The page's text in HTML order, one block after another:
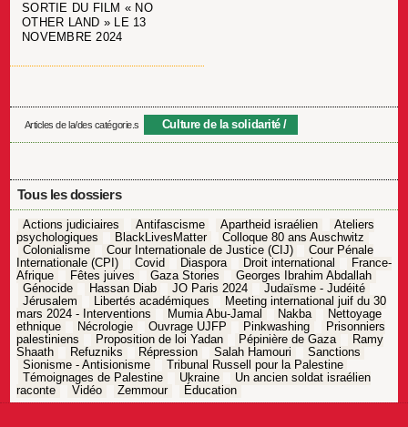
SORTIE DU FILM « NO
OTHER LAND » LE 13
NOVEMBRE 2024
Articles de la/des catégorie.s Culture de la solidarité
Tous les dossiers
Actions judiciaires Antifascisme Apartheid israélien
Ateliers
psychologiques
BlackLivesMatter
Colloque 80 ans Auschwitz
Colonialisme
Cour Internationale de Justice (CIJ)
Cour Pénale
Internationale (CPI)
Covid Diaspora Droit international
France-
Afrique
Fêtes juives Gaza Stories
Georges Ibrahim Abdallah
Génocide
Hassan Diab JO Paris 2024
Judaïsme - Judéité
Jérusalem
Libertés académiques
Meeting international juif du 30
mars 2024 - Interventions
Mumia Abu-Jamal Nakba
Nettoyage
ethnique
Nécrologie Ouvrage UJFP Pinkwashing
Prisonniers
palestiniens
Proposition de loi Yadan Pépinière de Gaza
Ramy
Shaath
Refuzniks Répression Salah Hamouri
Sanctions
Sionisme - Antisionisme
Tribunal Russell pour la Palestine
Témoignages de Palestine
Ukraine
Un ancien soldat israélien
raconte
Vidéo Zemmour Éducation
Navigation